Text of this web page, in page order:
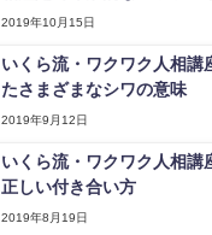
2019年10月15日
いくら流・ワクワク人相講
たさまざまなシワの意味
2019年9月12日
いくら流・ワクワク人相講
正しい付き合い方
2019年8月19日